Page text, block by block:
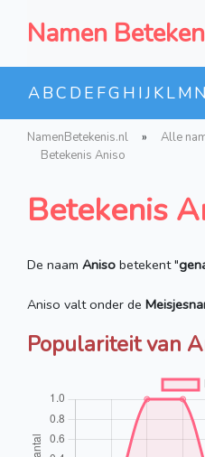
Namen
ABC D E FG H IJ KLMN
NamenBetekenis.nl » Alle
Betekenis Aniso
Betekenis
De naam Aniso betekent "
Aniso valt onder de
Populariteit van